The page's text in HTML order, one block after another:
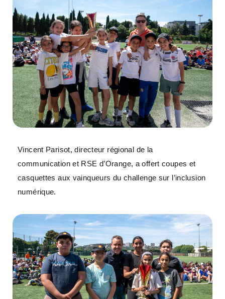
Vincent Parisot, directeur régional de la
communication et RSE d’Orange, a offert coupes et
casquettes aux vainqueurs du challenge sur l’inclusion
numérique.